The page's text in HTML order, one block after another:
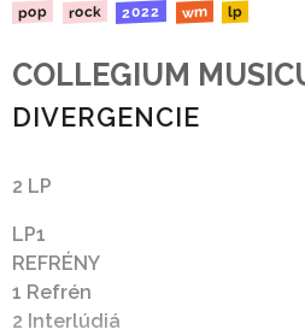
pop rock 2022 wm lp
COLLEGIUM
DIVERGENCIE
2 LP
LP1
REFRÉNY
1 Refrén
2 Interlúdiá